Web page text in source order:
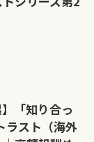
「知り合っ
ラスト（海外